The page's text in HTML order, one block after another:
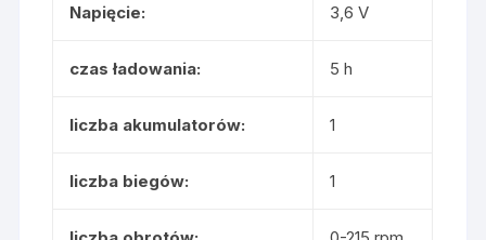
Napięcie: 3,6 V
czas ładowania: 5 h
liczba akumulatorów: 1
liczba biegów: 1